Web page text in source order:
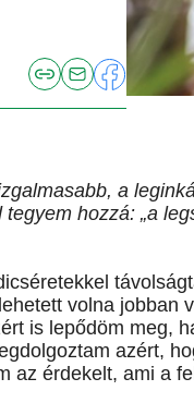
a
hozzá: „a
volna jobban
is lepődöm meg,
azért,
az érdekelt, ami a